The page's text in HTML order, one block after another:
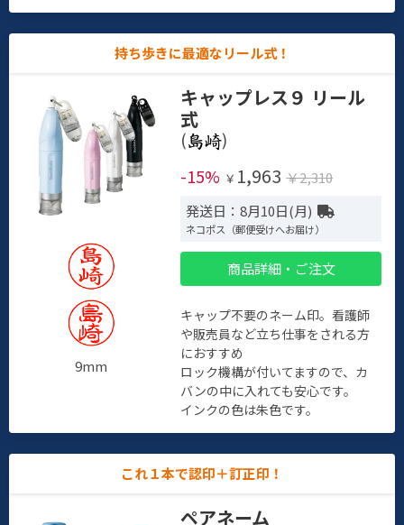
持ち歩きに最適なリール式！
9mm
キャップレス９ リール
式
(
)
-15% ￥ 1,963 ￥2,310
発送日：8月10日(月)
ネコポス（郵便受けへお届け）
商品詳細・ご注文
キャップ不要のネーム印。看護師
や販売員など立ち仕事をされる方
におすすめ
ロック機構が付いてますので、カ
バンの中に入れても安心です。
インクの色は朱色です。
これ１本で認印＋訂正印！
ペアネーム